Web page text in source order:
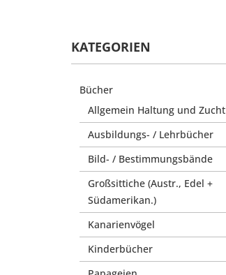
KATEGORIEN
Bücher
Allgemein Haltung und Zucht
Ausbildungs- / Lehrbücher
Bild- / Bestimmungsbände
Großsittiche (Austr., Edel +
Südamerikan.)
Kanarienvögel
Kinderbücher